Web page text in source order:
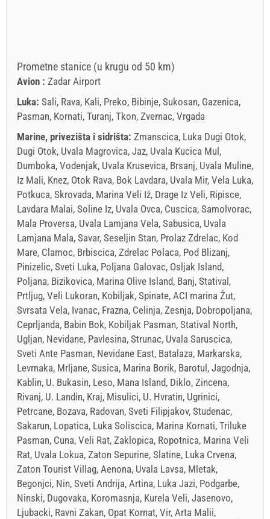
Prometne stanice (u krugu od 50 km)
Avion : Zadar Airport
Luka: Sali, Rava, Kali, Preko, Bibinje, Sukosan, Gazenica,
Pasman, Kornati, Turanj, Tkon, Zvernac, Vrgada
Marine, privezišta i sidrišta: Zmanscica, Luka Dugi Otok,
Dugi Otok, Uvala Magrovica, Jaz, Uvala Kucica Mul,
Dumboka, Vodenjak, Uvala Krusevica, Brsanj, Uvala Muline,
Iz Mali, Knez, Otok Rava, Bok Lavdara, Uvala Mir, Vela Luka,
Potkuca, Skrovada, Marina Veli Iž, Drage Iz Veli, Ripisce,
Lavdara Malai, Soline Iz, Uvala Ovca, Cuscica, Samolvorac,
Mala Proversa, Uvala Lamjana Vela, Sabusica, Uvala
Lamjana Mala, Savar, Seseljin Stan, Prolaz Zdrelac, Kod
Mare, Clamoc, Brbiscica, Zdrelac Polaca, Pod Blizanj,
Pinizelic, Sveti Luka, Poljana Galovac, Osljak Island,
Poljana, Bizikovica, Marina Olive Island, Banj, Statival,
Prtljug, Veli Lukoran, Kobiljak, Spinate, ACI marina Žut,
Svrsata Vela, Ivanac, Frazna, Celinja, Zesnja, Dobropoljana,
Ceprljanda, Babin Bok, Kobiljak Pasman, Statival North,
Ugljan, Nevidane, Pavlesina, Strunac, Uvala Saruscica,
Sveti Ante Pasman, Nevidane East, Batalaza, Markarska,
Levrnaka, Mrljane, Susica, Marina Borik, Barotul, Jagodnja,
Kablin, U. Bukasin, Leso, Mana Island, Diklo, Zincena,
Rivanj, U. Landin, Kraj, Misulici, U. Hvratin, Ugrinici,
Petrcane, Bozava, Radovan, Sveti Filipjakov, Studenac,
Sakarun, Lopatica, Luka Soliscica, Marina Kornati, Triluke
Pasman, Cuna, Veli Rat, Zaklopica, Ropotnica, Marina Veli
Rat, Uvala Lokua, Zaton Sepurine, Slatine, Luka Crvena,
Zaton Tourist Villag, Aenona, Uvala Lavsa, Mletak,
Begonjci, Nin, Sveti Andrija, Artina, Luka Jazi, Podgarbe,
Ninski, Dugovaka, Koromasnja, Kurela Veli, Jasenovo,
Ljubacki, Ravni Zakan, Opat Kornat, Vir, Arta Malii,